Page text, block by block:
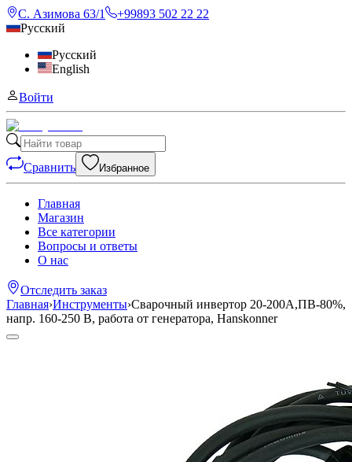
С. Азимова 63/1
+99893 502 22 22
Русский
Русский
English
Войти
Сравнить Избранное
Главная
Магазин
Все категории
Вопросы и ответы
О нас
Отследить заказ
Главная›Инструменты›Сварочный инвертор 20-200А,ПВ-80%,
напр. 160-250 В, работа от генератора, Hanskonner